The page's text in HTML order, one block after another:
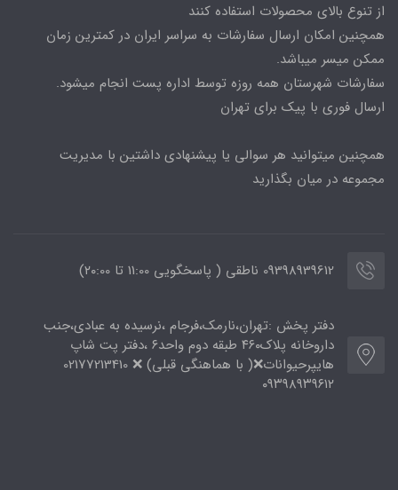
از تنوع بالای محصولات استفاده کنند
همچنین امکان ارسال سفارشات به سراسر ایران در کمترین زمان
ممکن میسر میباشد.
سفارشات شهرستان همه روزه توسط اداره پست انجام میشود.
ارسال فوری با پیک برای تهران
همچنین میتوانید هر سوالی یا پیشنهادی داشتین با مدیریت
مجموعه در میان بگذارید
09398939612 ناطقی ( پاسخگویی 11:00 تا ۲۰:00)
دفتر پخش :تهران،نارمک،فرجام ،نرسیده به عبادی،جنب
داروخانه پلاک۴۶۰ طبقه دوم واحد۶ ،دفتر پت شاپ
هایپرحیوانات❌( با هماهنگی قبلی) ❌ 02177213410
۰۹۳۹۸۹۳۹۶۱۲